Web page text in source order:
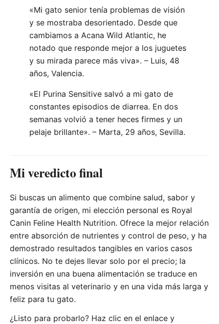
«Mi gato senior tenía problemas de visión
y se mostraba desorientado. Desde que
cambiamos a Acana Wild Atlantic, he
notado que responde mejor a los juguetes
y su mirada parece más viva». – Luis, 48
años, Valencia.
«El Purina Sensitive salvó a mi gato de
constantes episodios de diarrea. En dos
semanas volvió a tener heces firmes y un
pelaje brillante». – Marta, 29 años, Sevilla.
Mi veredicto final
Si buscas un alimento que combine salud, sabor y
garantía de origen, mi elección personal es Royal
Canin Feline Health Nutrition. Ofrece la mejor relación
entre absorción de nutrientes y control de peso, y ha
demostrado resultados tangibles en varios casos
clínicos. No te dejes llevar solo por el precio; la
inversión en una buena alimentación se traduce en
menos visitas al veterinario y en una vida más larga y
feliz para tu gato.
¿Listo para probarlo? Haz clic en el enlace y